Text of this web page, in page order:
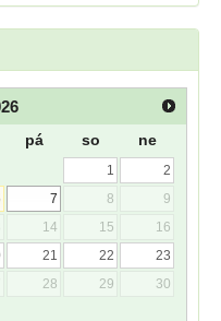
pá so ne
1
2
7 8
9
14 15
16
21 22
23
28 29
30